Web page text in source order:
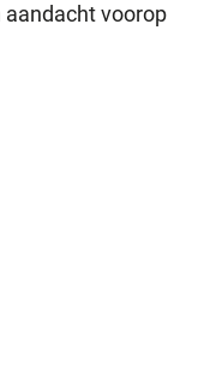
aandacht voorop